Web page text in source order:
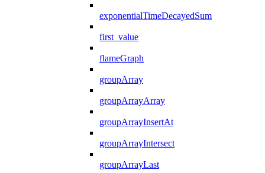
exponentialTimeDecayedSum
first_value
flameGraph
groupArray
groupArrayArray
groupArrayInsertAt
groupArrayIntersect
groupArrayLast